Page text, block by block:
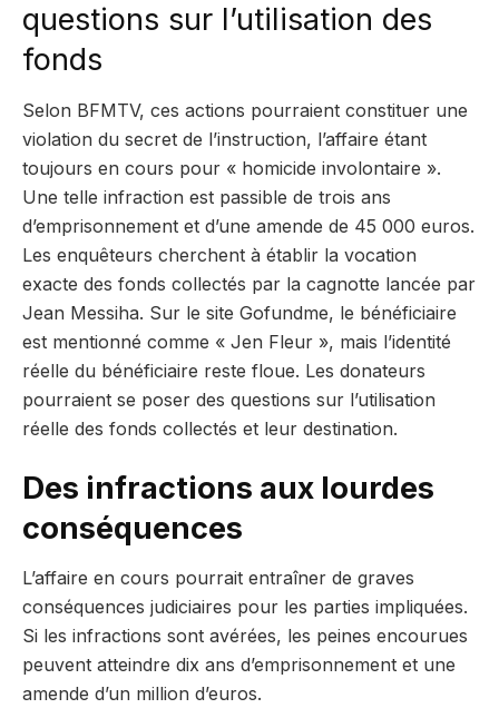
questions sur l’utilisation des
fonds
Selon BFMTV, ces actions pourraient constituer une
violation du secret de l’instruction, l’affaire étant
toujours en cours pour « homicide involontaire ».
Une telle infraction est passible de trois ans
d’emprisonnement et d’une amende de 45 000 euros.
Les enquêteurs cherchent à établir la vocation
exacte des fonds collectés par la cagnotte lancée par
Jean Messiha. Sur le site Gofundme, le bénéficiaire
est mentionné comme « Jen Fleur », mais l’identité
réelle du bénéficiaire reste floue. Les donateurs
pourraient se poser des questions sur l’utilisation
réelle des fonds collectés et leur destination.
Des infractions aux lourdes
conséquences
L’affaire en cours pourrait entraîner de graves
conséquences judiciaires pour les parties impliquées.
Si les infractions sont avérées, les peines encourues
peuvent atteindre dix ans d’emprisonnement et une
amende d’un million d’euros.